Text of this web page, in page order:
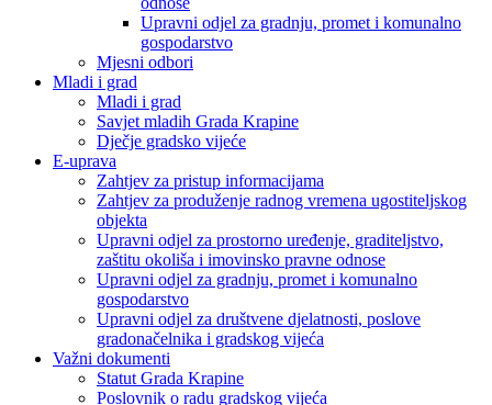
Upravni odjel za gradnju, promet i komunalno
gospodarstvo
Mjesni odbori
Mladi i grad
Mladi i grad
Savjet mladih Grada Krapine
Dječje gradsko vijeće
E-uprava
Zahtjev za pristup informacijama
Zahtjev za produženje radnog vremena ugostiteljskog
objekta
Upravni odjel za prostorno uređenje, graditeljstvo,
zaštitu okoliša i imovinsko pravne odnose
Upravni odjel za gradnju, promet i komunalno
gospodarstvo
Upravni odjel za društvene djelatnosti, poslove
gradonačelnika i gradskog vijeća
Važni dokumenti
Statut Grada Krapine
Poslovnik o radu gradskog vijeća